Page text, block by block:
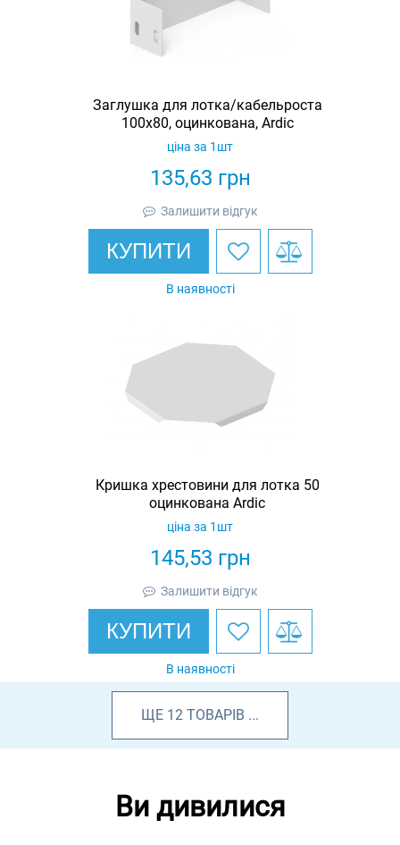
Заглушка для лотка/кабельроста
100х80, оцинкована, Ardic
135,63 грн
ціна за 1шт
Залишити відгук
КУПИТИ
В наявності
Кришка хрестовини для лотка 50
оцинкована Ardic
145,53 грн
ціна за 1шт
Залишити відгук
КУПИТИ
В наявності
ЩЕ 12 ТОВАРІВ ...
Ви дивилися